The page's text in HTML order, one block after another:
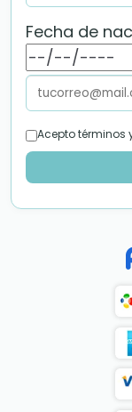
Fecha de
Acepto términos